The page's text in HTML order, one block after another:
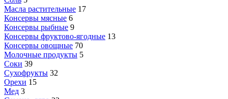
Масла растительные 17
Консервы мясные 6
Консервы рыбные 9
Консервы фруктово-ягодные 13
Консервы овощные 70
Молочные продукты 5
Соки 39
Сухофрукты 32
Орехи 15
Мед 3